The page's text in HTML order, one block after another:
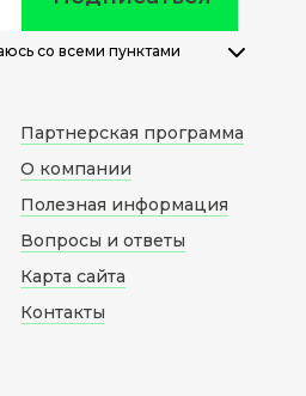
со всеми пунктами
Партнерская программа
О компании
Полезная информация
Вопросы и ответы
Карта сайта
Контакты